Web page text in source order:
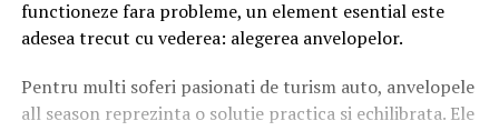
functioneze fara probleme, un element esential este
adesea trecut cu vederea: alegerea anvelopelor.
Pentru multi soferi pasionati de turism auto, anvelopele
all season reprezinta o solutie practica si echilibrata. Ele